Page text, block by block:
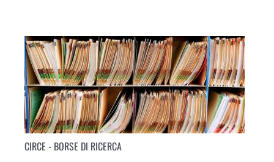
CIRCE - BORSE DI RICERCA